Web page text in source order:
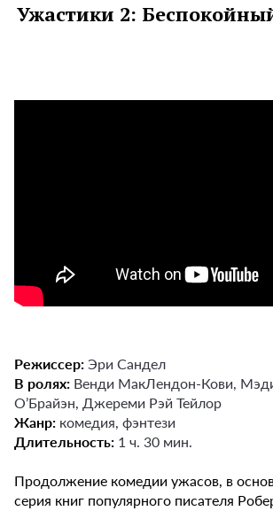
Ужастики 2:
Режиссер:Эри Сандел
В ролях: Венди МакЛендон-Кови,
О’Брайэн, Джереми Рэй Тейлор
Жанр: комедия, фэнтези
Длительность: 1 ч. 30 мин.
Продолжение комедии ужасов, в
серия книг популярного писателя